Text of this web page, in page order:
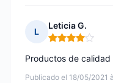
L
Leticia G.
Nota: 4 de 5
Publicado el 18/05/2021
Productos de